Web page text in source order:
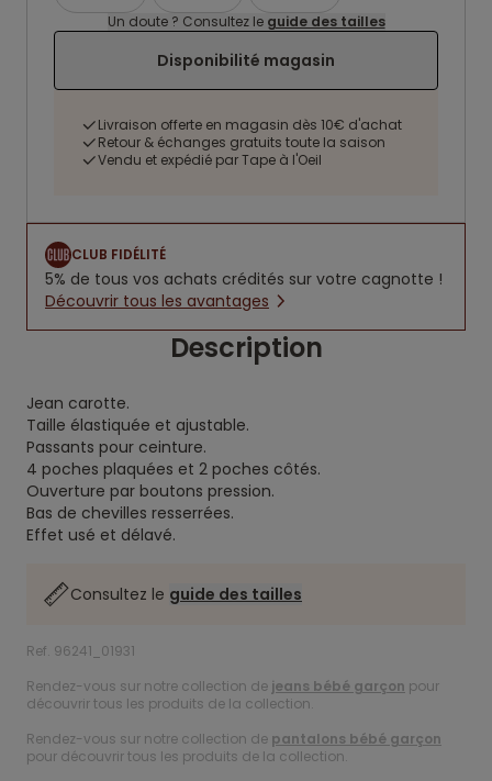
Un doute ? Consultez le guide des tailles
Disponibilité magasin
Livraison offerte en magasin dès 10€ d'achat
Retour & échanges gratuits toute la saison
Vendu et expédié par Tape à l'Oeil
CLUB FIDÉLITÉ
5% de tous vos achats crédités sur votre cagnotte !
Découvrir tous les avantages
Description
Jean carotte.
Taille élastiquée et ajustable.
Passants pour ceinture.
4 poches plaquées et 2 poches côtés.
Ouverture par boutons pression.
Bas de chevilles resserrées.
Effet usé et délavé.
Consultez le guide des tailles
Ref. 96241_01931
Rendez-vous sur notre collection de jeans bébé garçon pour
découvrir tous les produits de la collection.
Rendez-vous sur notre collection de pantalons bébé garçon
pour découvrir tous les produits de la collection.